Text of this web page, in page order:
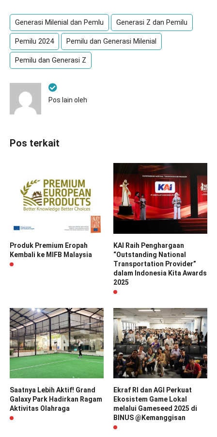
Generasi Milenial dan Pemlu Generasi Z dan Pemilu
Pemilu 2024 Pemilu dan Generasi Milenial
Pemilu dan Generasi Z
Pos lain oleh
Pos terkait
Produk Premium Eropah
Kembali ke MIFB Malaysia
KAI Raih Penghargaan
“Outstanding National
Transportation Provider”
dalam Indonesia Kita Awards
2025
Saatnya Lebih Aktif! Grand
Galaxy Park Hadirkan Ragam
Aktivitas Olahraga
Ekraf RI dan AGI Perkuat
Ekosistem Game Lokal
melalui Gameseed 2025 di
BINUS @Kemanggisan